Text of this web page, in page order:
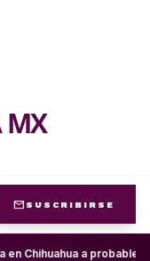
MX
mail SUSCRIBIRSE
en Chihuahua a probable